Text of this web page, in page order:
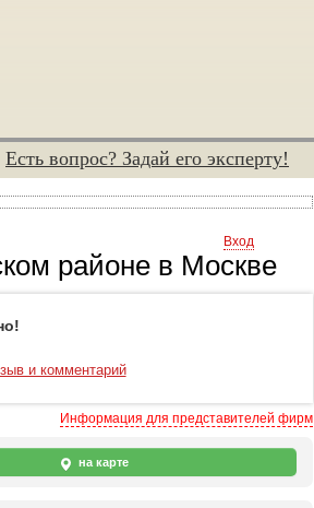
Есть вопрос? Задай его эксперту!
Вход
районе в Москве
и комментарий
Информация для представителей фирм
на карте